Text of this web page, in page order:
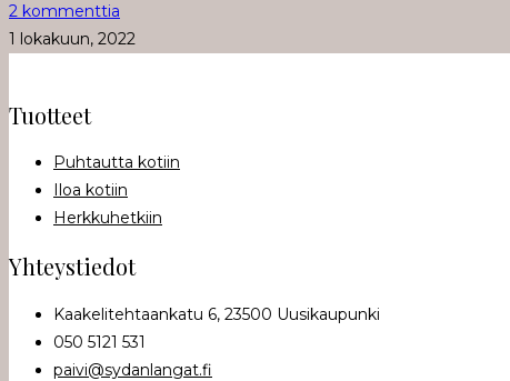
2 kommenttia
1 lokakuun, 2022
Tuotteet
Puhtautta kotiin
Iloa kotiin
Herkkuhetkiin
Yhteystiedot
Kaakelitehtaankatu 6, 23500 Uusikaupunki
050 5121 531
paivi@sydanlangat.fi